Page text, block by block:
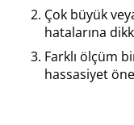
Çok büyük
hatalarına
Farklı ölçüm
hassasiyet